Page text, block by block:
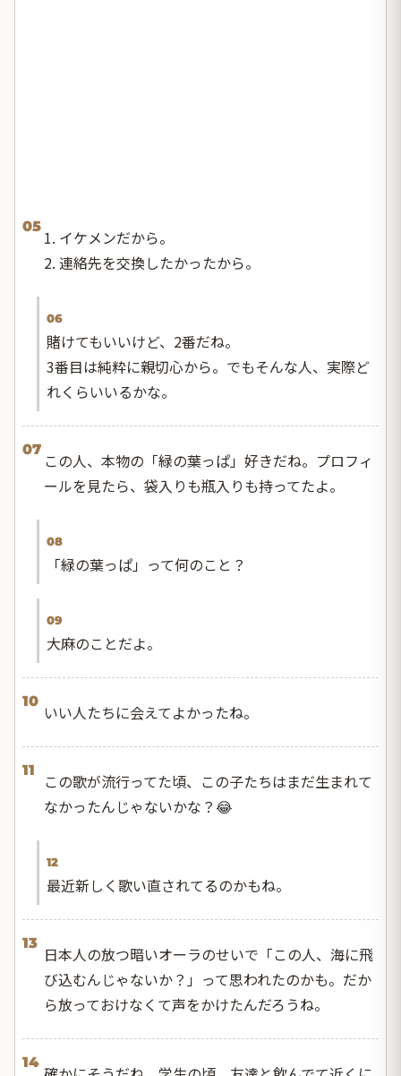
05
1. イケメンだから。
2. 連絡先を交換したかったから。
06
賭けてもいいけど、2番だね。
3番目は純粋に親切心から。でもそんな人、実際ど
れくらいいるかな。
07
この人、本物の「緑の葉っぱ」好きだね。プロフィ
ールを見たら、袋入りも瓶入りも持ってたよ。
08
「緑の葉っぱ」って何のこと？
09
大麻のことだよ。
10
いい人たちに会えてよかったね。
11
この歌が流行ってた頃、この子たちはまだ生まれて
なかったんじゃないかな？😂
12
最近新しく歌い直されてるのかもね。
13
日本人の放つ暗いオーラのせいで「この人、海に飛
び込むんじゃないか？」って思われたのかも。だか
ら放っておけなくて声をかけたんだろうね。
14